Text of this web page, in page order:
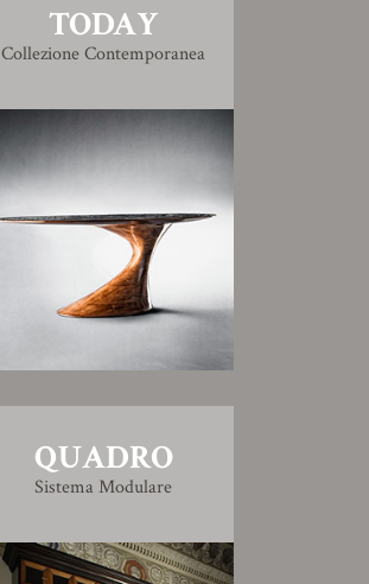
TODAY
Collezione Contemporanea
QUADRO
Sistema Modulare